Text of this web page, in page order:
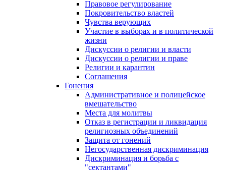
Правовое регулирование
Покровительство властей
Чувства верующих
Участие в выборах и в политической
жизни
Дискуссии о религии и власти
Дискуссии о религии и праве
Религии и карантин
Соглашения
Гонения
Административное и полицейское
вмешательство
Места для молитвы
Отказ в регистрации и ликвидация
религиозных объединений
Защита от гонений
Негосударственная дискриминация
Дискриминация и борьба с
"сектантами"